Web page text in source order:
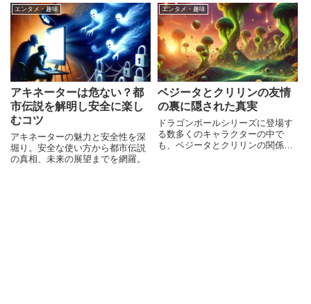
ったりすると、非常にストレスが
溜まりますよね。特に、コントロ
ーラーが白く点滅するだけで何も
起こらない場合や、ボタンを押
まで多角的に読み解く。
エンタメ・趣味
アキネーターは危ない？都
市伝説を解明し安全に楽し
むコツ
アキネーターの魅力と安全性を深
堀り。安全な使い方から都市伝説
の真相、未来の展望までを網羅。
エンタメ・趣味
ベジータとクリリンの友情
の裏に隠された真実
ドラゴンボールシリーズに登場す
る数多くのキャラクターの中で
も、ベジータとクリリンの関係性